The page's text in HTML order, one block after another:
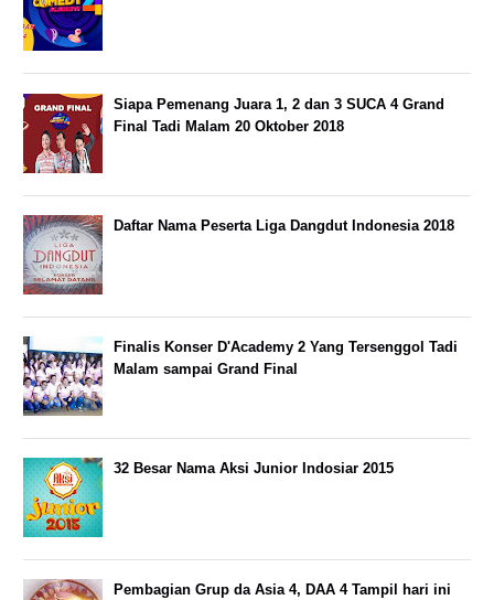
Siapa Pemenang Juara 1, 2 dan 3 SUCA 4 Grand
Final Tadi Malam 20 Oktober 2018
Daftar Nama Peserta Liga Dangdut Indonesia 2018
Finalis Konser D'Academy 2 Yang Tersenggol Tadi
Malam sampai Grand Final
32 Besar Nama Aksi Junior Indosiar 2015
Pembagian Grup da Asia 4, DAA 4 Tampil hari ini